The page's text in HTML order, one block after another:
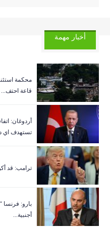
أخبار مهمة
‏محكمة
قاعة احتف...
أردوغان:
تستهدف اي
ترامب: قد
بارو: فرنسا
أجنبية...